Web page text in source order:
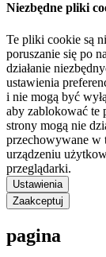
Niezbędne pliki
Te pliki cookie są
poruszanie się po
działanie
ustawienia
i nie mogą być
aby zablokować te
strony mogą nie
przechowywane w
urządzeniu
przeglądarki.
Ustawienia
Zaakceptuj
pagina